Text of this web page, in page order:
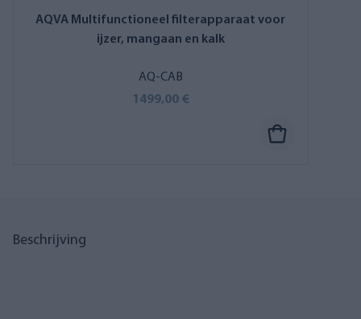
AQVA Multifunctioneel filterapparaat voor
ijzer, mangaan en kalk
AQ-CAB
1499,00 €
Beschrijving